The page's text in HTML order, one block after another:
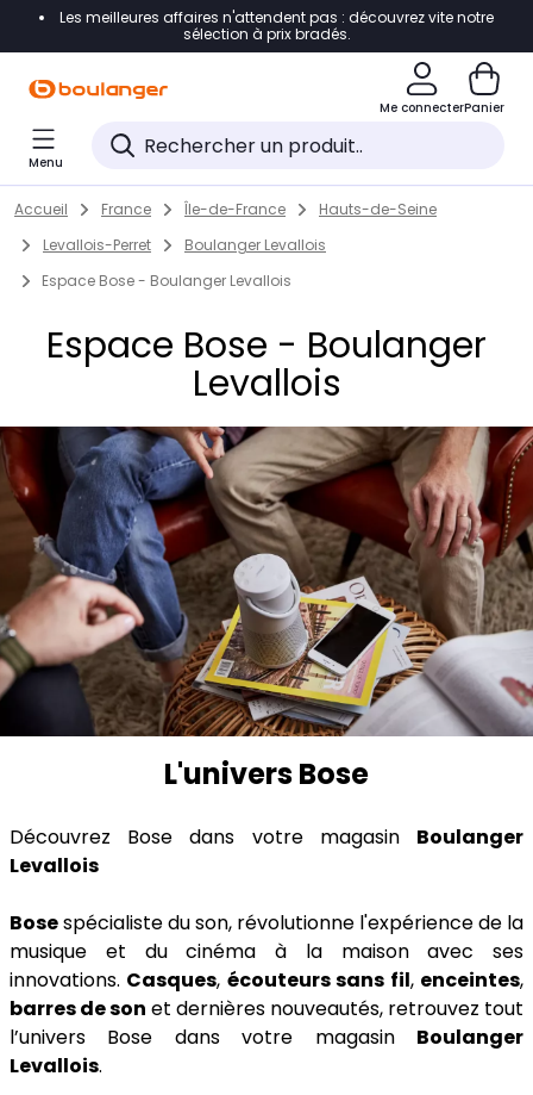
Accéder directement à la navigation
Accéder directement au pied de page
Accéder directement au chatbot
Les meilleures affaires n'attendent pas : découvrez vite notre
sélection à prix bradés.
Me connecterPanier
Menu
Skip to content
Return to Nav
Accueil France Île-de-France
Hauts-de-Seine
Levallois-Perret
Boulanger Levallois
Espace Bose - Boulanger Levallois
Espace Bose - Boulanger
Levallois
L'univers Bose
Découvrez Bose dans votre magasin Boulanger
Levallois
Bosespécialiste du son, révolutionne l'expérience de la
musique et du cinéma à la maison avec ses
innovations. Casques, écouteurs sans fil, enceintes,
barres de son et dernières nouveautés, retrouvez tout
l’univers Bose dans votre magasin Boulanger
Levallois.